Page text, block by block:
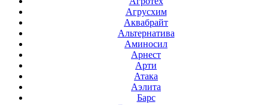
Агрусхим
Аквабрайт
Альтернатива
Аминосил
Арнест
Арти
Атака
Аэлита
Барс